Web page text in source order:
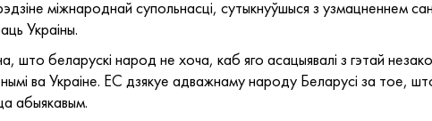
міжнароднай супольнасці, сутыкнуўшыся з узмацненнем
Украіны.
што беларускі народ не хоча, каб яго асацыявалі з гэтай
ва Украіне. ЕС дзякуе адважнаму народу Беларусі за тое,
абыякавым.